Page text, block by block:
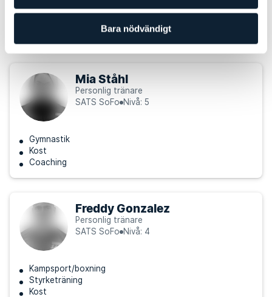
Bara nödvändigt
Styrketräning
Träning för gravida
Mia Ståhl
Personlig tränare
SATS SoFo Nivå: 5
Gymnastik
Kost
Coaching
Freddy Gonzalez
Personlig tränare
SATS SoFo Nivå: 4
Kampsport/boxning
Styrketräning
Kost